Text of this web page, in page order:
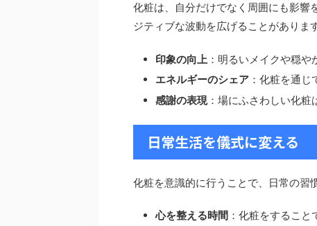
化粧は、自分だけでなく周囲にも影響
ジティブな波動を広げることがあります
印象の向上 ：明るいメイクや穏や
エネルギーのシェア ：化粧を通じ
感謝の表現：場にふさわしい化粧
日常生活を儀式に変える
化粧を意識的に行うことで、日常の習
心を整える時間 ：化粧をすること